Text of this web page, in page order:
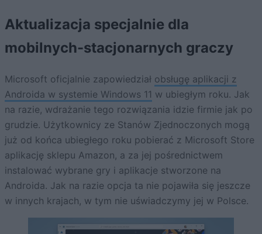
Aktualizacja specjalnie dla
mobilnych-stacjonarnych graczy
Microsoft oficjalnie zapowiedział obsługę aplikacji z
Androida w systemie Windows 11 w ubiegłym roku. Jak
na razie, wdrażanie tego rozwiązania idzie firmie jak po
grudzie. Użytkownicy ze Stanów Zjednoczonych mogą
już od końca ubiegłego roku pobierać z Microsoft Store
aplikację sklepu Amazon, a za jej pośrednictwem
instalować wybrane gry i aplikacje stworzone na
Androida. Jak na razie opcja ta nie pojawiła się jeszcze
w innych krajach, w tym nie uświadczymy jej w Polsce.